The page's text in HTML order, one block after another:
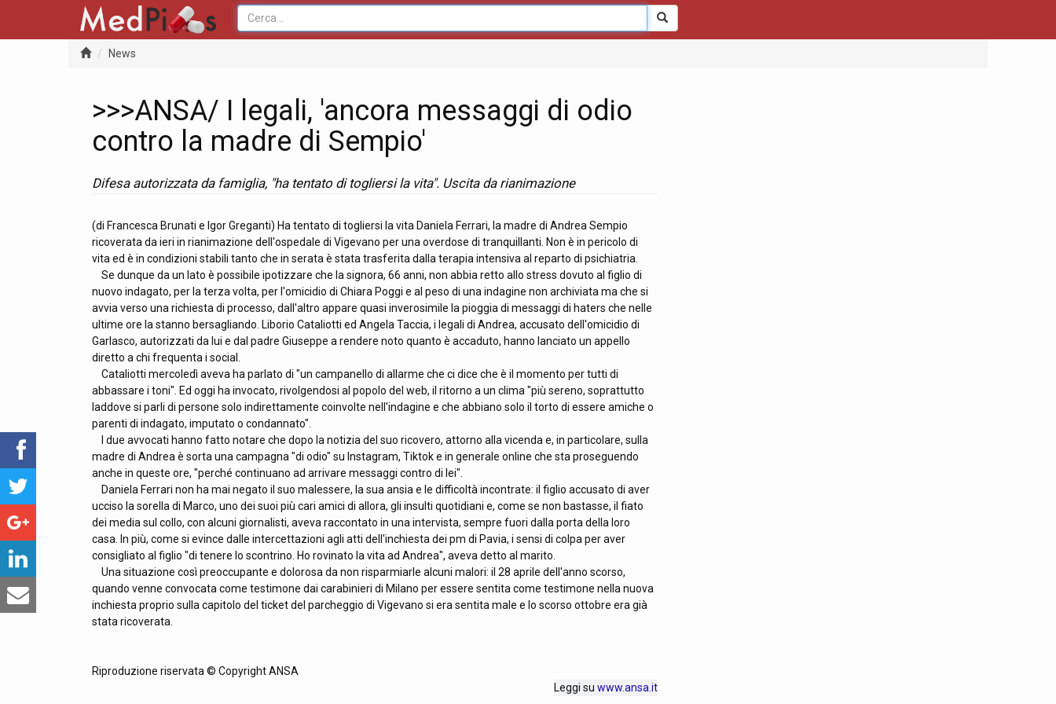
News
>>>ANSA/ I legali, 'ancora messaggi di odio
contro la madre di Sempio'
Difesa autorizzata da famiglia, "ha tentato di togliersi la vita". Uscita da rianimazione
(di Francesca Brunati e Igor Greganti) Ha tentato di togliersi la vita Daniela Ferrari, la madre di Andrea Sempio
ricoverata da ieri in rianimazione dell'ospedale di Vigevano per una overdose di tranquillanti. Non è in pericolo di
vita ed è in condizioni stabili tanto che in serata è stata trasferita dalla terapia intensiva al reparto di psichiatria.
Se dunque da un lato è possibile ipotizzare che la signora, 66 anni, non abbia retto allo stress dovuto al figlio di
nuovo indagato, per la terza volta, per l'omicidio di Chiara Poggi e al peso di una indagine non archiviata ma che si
avvia verso una richiesta di processo, dall'altro appare quasi inverosimile la pioggia di messaggi di haters che nelle
ultime ore la stanno bersagliando. Liborio Cataliotti ed Angela Taccia, i legali di Andrea, accusato dell'omicidio di
Garlasco, autorizzati da lui e dal padre Giuseppe a rendere noto quanto è accaduto, hanno lanciato un appello
diretto a chi frequenta i social.
Cataliotti mercoledì aveva ha parlato di "un campanello di allarme che ci dice che è il momento per tutti di
abbassare i toni". Ed oggi ha invocato, rivolgendosi al popolo del web, il ritorno a un clima "più sereno, soprattutto
laddove si parli di persone solo indirettamente coinvolte nell'indagine e che abbiano solo il torto di essere amiche o
parenti di indagato, imputato o condannato".
I due avvocati hanno fatto notare che dopo la notizia del suo ricovero, attorno alla vicenda e, in particolare, sulla
madre di Andrea è sorta una campagna "di odio" su Instagram, Tiktok e in generale online che sta proseguendo
anche in queste ore, "perché continuano ad arrivare messaggi contro di lei".
Daniela Ferrari non ha mai negato il suo malessere, la sua ansia e le difficoltà incontrate: il figlio accusato di aver
ucciso la sorella di Marco, uno dei suoi più cari amici di allora, gli insulti quotidiani e, come se non bastasse, il fiato
dei media sul collo, con alcuni giornalisti, aveva raccontato in una intervista, sempre fuori dalla porta della loro
casa. In più, come si evince dalle intercettazioni agli atti dell'inchiesta dei pm di Pavia, i sensi di colpa per aver
consigliato al figlio "di tenere lo scontrino. Ho rovinato la vita ad Andrea", aveva detto al marito.
Una situazione così preoccupante e dolorosa da non risparmiarle alcuni malori: il 28 aprile dell'anno scorso,
quando venne convocata come testimone dai carabinieri di Milano per essere sentita come testimone nella nuova
inchiesta proprio sulla capitolo del ticket del parcheggio di Vigevano si era sentita male e lo scorso ottobre era già
stata ricoverata.
Riproduzione riservata © Copyright ANSA
Leggi su www.ansa.it